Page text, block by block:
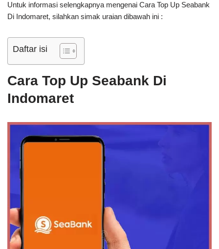
Untuk informasi selengkapnya mengenai Cara Top Up Seabank
Di Indomaret, silahkan simak uraian dibawah ini :
Daftar isi
Cara Top Up Seabank Di
Indomaret